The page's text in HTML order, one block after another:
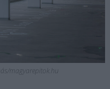
magyarepitok.hu